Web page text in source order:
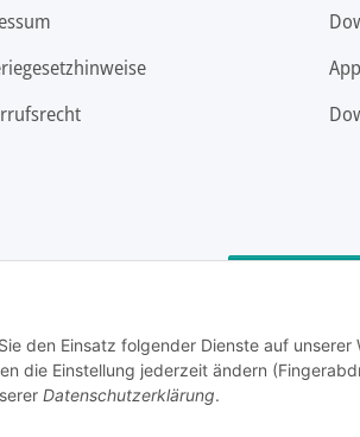
den Einsatz folgender Dienste auf unserer
die Einstellung jederzeit ändern
Datenschutzerklärung.